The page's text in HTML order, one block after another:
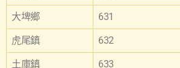
大埤鄉 631
虎尾鎮 632
土庫鎮 633